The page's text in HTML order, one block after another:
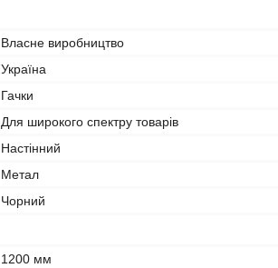
Власне виробництво
Україна
Гачки
Для широкого спектру товарів
Настінний
Метал
Чорний
1200 мм